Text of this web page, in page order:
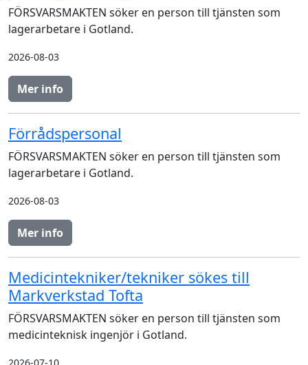
FÖRSVARSMAKTEN söker en person till tjänsten som
lagerarbetare i Gotland.
2026-08-03
Mer info
Förrådspersonal
FÖRSVARSMAKTEN söker en person till tjänsten som
lagerarbetare i Gotland.
2026-08-03
Mer info
Medicintekniker/tekniker sökes till
Markverkstad Tofta
FÖRSVARSMAKTEN söker en person till tjänsten som
medicinteknisk ingenjör i Gotland.